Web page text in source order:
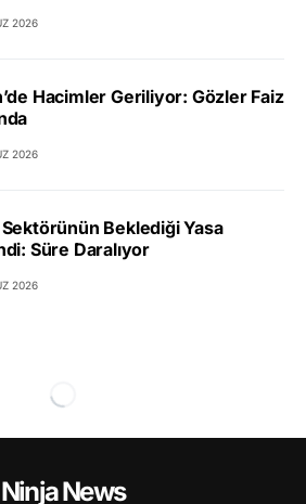
2026
Hacimler Geriliyor: Gözler Faiz
2026
Beklediği Yasa
Süre Daralıyor
2026
Ninja News